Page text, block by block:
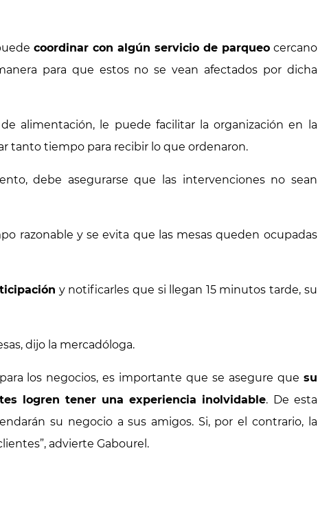
coordinar con algún servicio de parqueocercano
para que estos no se vean afectados por dicha
alimentación, le puede facilitar la organización en la
tanto tiempo para recibir lo que ordenaron.
debe asegurarse que las intervenciones no sean
razonable y se evita que las mesas queden ocupadas
y notificarles que si llegan 15 minutos tarde, su
dijo la mercadóloga.
los negocios, es importante que se asegure que su
logren tener una experiencia inolvidable. De esta
su negocio a sus amigos. Si, por el contrario, la
advierte Gabourel.